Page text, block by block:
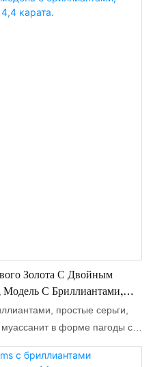
и ярких, огненных сапфиров
Золота С Двойным
С Бриллиантами,
Карата. простые серьги,
в форме пагоды с
маленьких бриллианта,
многослойность.